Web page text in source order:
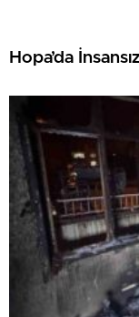
Hopa’da